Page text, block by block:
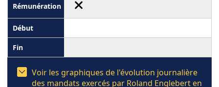
Voir les graphiques de l'évolution journalière
des mandats exercés par Roland Englebert en